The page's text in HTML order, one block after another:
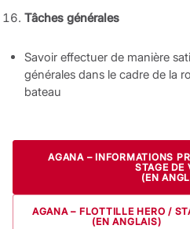
Tâches générales
Savoir effectuer de manière
générales dans le cadre de la
bateau
AGANA –INFORMATIONS
STAGE DE
(EN
AGANA– FLOTTILLE HERO /
(EN ANGLAIS)